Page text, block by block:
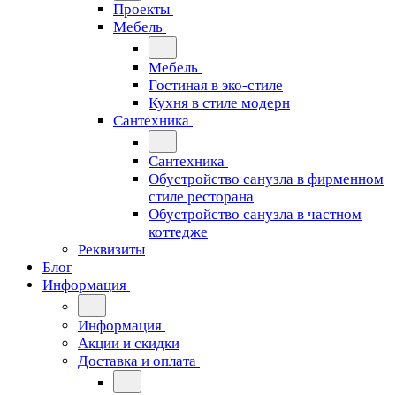
Проекты
Мебель
Мебель
Гостиная в эко-стиле
Кухня в стиле модерн
Сантехника
Сантехника
Обустройство санузла в фирменном
стиле ресторана
Обустройство санузла в частном
коттедже
Реквизиты
Блог
Информация
Информация
Акции и скидки
Доставка и оплата